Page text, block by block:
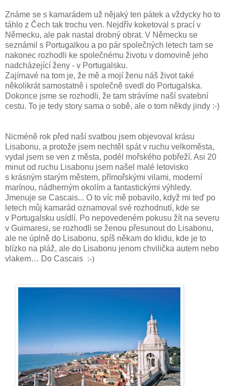
Známe se s kamarádem už nějaký ten pátek a vždycky ho to
táhlo z Čech tak trochu ven. Nejdřív koketoval s prací v
Německu, ale pak nastal drobný obrat. V Německu se
seznámil s Portugalkou a po pár společných letech tam se
nakonec rozhodli ke společnému životu v domovině jeho
nadcházející ženy - v Portugalsku.
Zajímavé na tom je, že mě a mojí ženu náš život také
několikrát samostatně i společně svedl do Portugalska.
Dokonce jsme se rozhodli, že tam strávíme naší svatební
cestu. To je tedy story sama o sobě, ale o tom někdy jindy :-)
Nicméně rok před naší svatbou jsem objevoval krásu
Lisabonu, a protože jsem nechtěl spát v ruchu velkoměsta,
vydal jsem se ven z města, podél mořského pobřeží. Asi 20
minut od ruchu Lisabonu jsem našel malé letovisko
s krásným starým městem, přímořskými vilami, moderní
marínou, nádherným okolím a fantastickými výhledy.
Jmenuje se Cascais... O to víc mě pobavilo, když mi teď po
letech můj kamarád oznamoval své rozhodnutí, kde se
v Portugalsku usídlí. Po nepovedeném pokusu žít na severu
v Guimaresi, se rozhodli se ženou přesunout do Lisabonu,
ale ne úplně do Lisabonu, spíš někam do klidu, kde je to
blízko na pláž, ale do Lisabonu jenom chvilička autem nebo
vlakem… Do Cascais :-)